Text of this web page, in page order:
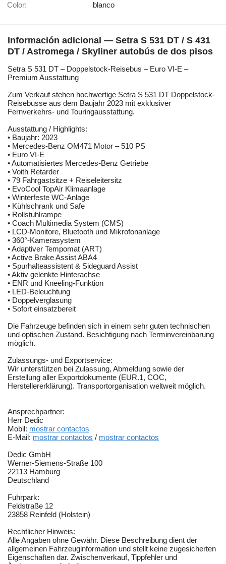
Color: blanco
Información adicional — Setra S 531 DT / S 431
DT / Astromega / Skyliner autobús de dos pisos
Setra S 531 DT – Doppelstock-Reisebus – Euro VI-E –
Premium Ausstattung
Zum Verkauf stehen hochwertige Setra S 531 DT Doppelstock-
Reisebusse aus dem Baujahr 2023 mit exklusiver
Fernverkehrs- und Touringausstattung.
Ausstattung / Highlights:
• Baujahr: 2023
• Mercedes-Benz OM471 Motor – 510 PS
• Euro VI-E
• Automatisiertes Mercedes-Benz Getriebe
• Voith Retarder
• 79 Fahrgastsitze + Reiseleitersitz
• EvoCool TopAir Klimaanlage
• Winterfeste WC-Anlage
• Kühlschrank und Safe
• Rollstuhlrampe
• Coach Multimedia System (CMS)
• LCD-Monitore, Bluetooth und Mikrofonanlage
• 360°-Kamerasystem
• Adaptiver Tempomat (ART)
• Active Brake Assist ABA4
• Spurhalteassistent & Sideguard Assist
• Aktiv gelenkte Hinterachse
• ENR und Kneeling-Funktion
• LED-Beleuchtung
• Doppelverglasung
• Sofort einsatzbereit
Die Fahrzeuge befinden sich in einem sehr guten technischen
und optischen Zustand. Besichtigung nach Terminvereinbarung
möglich.
Zulassungs- und Exportservice:
Wir unterstützen bei Zulassung, Abmeldung sowie der
Erstellung aller Exportdokumente (EUR.1, COC,
Herstellererklärung). Transportorganisation weltweit möglich.
Ansprechpartner:
Herr Dedic
Mobil: mostrar contactos
E-Mail: mostrar contactos / mostrar contactos
Dedic GmbH
Werner-Siemens-Straße 100
22113 Hamburg
Deutschland
Fuhrpark:
Feldstraße 12
23858 Reinfeld (Holstein)
Rechtlicher Hinweis:
Alle Angaben ohne Gewähr. Diese Beschreibung dient der
allgemeinen Fahrzeuginformation und stellt keine zugesicherten
Eigenschaften dar. Zwischenverkauf, Tippfehler und